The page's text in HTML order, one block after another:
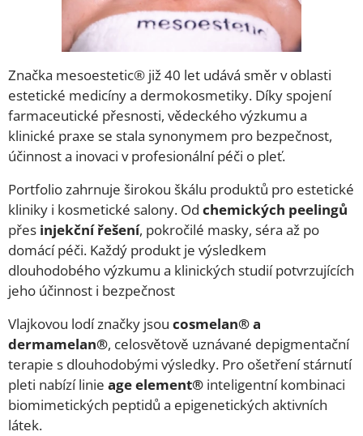
Značka mesoestetic® již 40 let udává směr v oblasti
estetické medicíny a dermokosmetiky. Díky spojení
farmaceutické přesnosti, vědeckého výzkumu a
klinické praxe se stala synonymem pro bezpečnost,
účinnost a inovaci v profesionální péči o pleť.
Portfolio zahrnuje širokou škálu produktů pro estetické
kliniky i kosmetické salony. Od chemických peelingů
přes injekční řešení, pokročilé masky, séra až po
domácí péči. Každý produkt je výsledkem
dlouhodobého výzkumu a klinických studií potvrzujících
jeho účinnost i bezpečnost
Vlajkovou lodí značky jsou cosmelan® a
dermamelan®, celosvětově uznávané depigmentační
terapie s dlouhodobými výsledky. Pro ošetření stárnutí
pleti nabízí linie age element® inteligentní kombinaci
biomimetických peptidů a epigenetických aktivních
látek.